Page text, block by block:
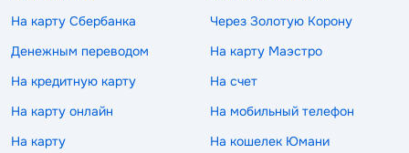
На карту Сбербанка
Через Золотую Корону
Денежным переводом
На карту Маэстро
На кредитную карту
На счет
На карту онлайн
На мобильный телефон
На карту
На кошелек Юмани